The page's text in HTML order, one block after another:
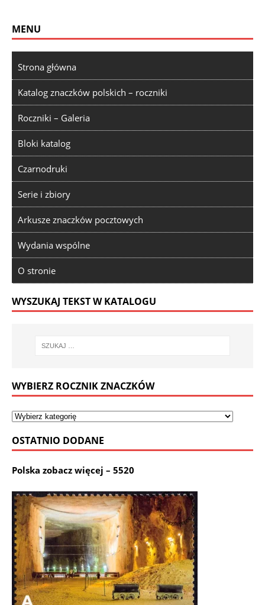
MENU
Strona główna
Katalog znaczków polskich – roczniki
Roczniki – Galeria
Bloki katalog
Czarnodruki
Serie i zbiory
Arkusze znaczków pocztowych
Wydania wspólne
O stronie
WYSZUKAJ TEKST W KATALOGU
WYBIERZ ROCZNIK ZNACZKÓW
OSTATNIO DODANE
Polska zobacz więcej – 5520